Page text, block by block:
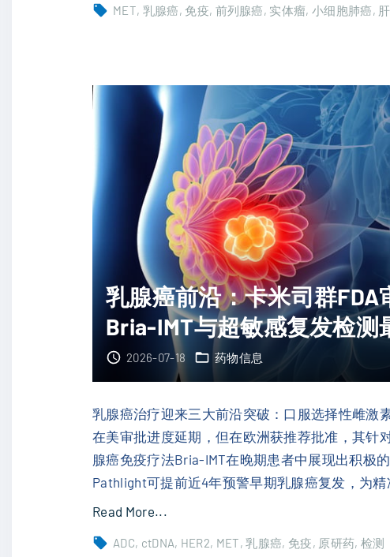
，
期
至
2
3
.
7
个
月
"
1
糖
药
能
防
癌
症
转
移
？
A
S
O
最
新
研
肺
MET 乳腺癌 免疫 前列腺癌 实体瘤 小细胞肺癌
乳腺癌前沿：卡米司群
Bria-IMT与超敏感复发检测
2026-07-18 药物信息
乳腺癌治疗迎来三大前沿突破：口服选择性雌激
在美审批进度延期，但在欧洲获推荐批准，其针
腺癌免疫疗法Bria-IMT在晚期患者中展现出积极
Pathlight可提前近4年预警早期乳腺癌复发，为精
Read More..."
ADC ctDNA HER2 MET 乳腺癌 免疫 原研药 检测